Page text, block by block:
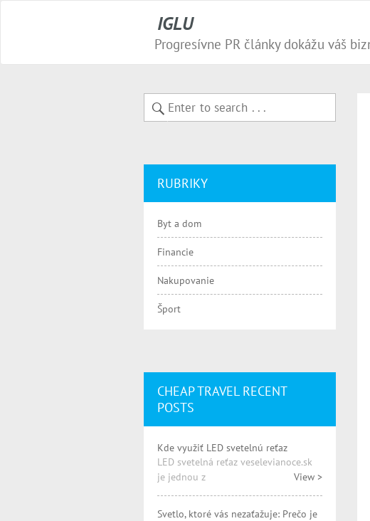
IGLU
RUBRIKY
Byt a dom
Financie
Nakupovanie
Šport
CHEAP TRAVEL RECENT
POSTS
Kde využiť LED svetelnú reťaz
LED svetelná reťaz veselevianoce.sk
je jednou z
View >
Svetlo, ktoré vás nezaťažuje: Prečo je